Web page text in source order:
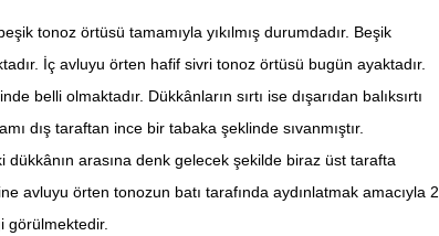
tonoz örtüsü tamamıyla yıkılmış durumdadır. Beşik
İç avluyu örten hafif sivri tonoz örtüsü bugün ayaktadır.
belli olmaktadır. Dükkânların sırtı ise dışarıdan balıksırtı
dış taraftan ince bir tabaka şeklinde sıvanmıştır.
arasına denk gelecek şekilde biraz üst tarafta
avluyu örten tonozun batı tarafında aydınlatmak amacıyla 2
görülmektedir.